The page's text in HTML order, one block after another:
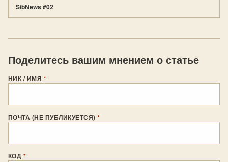
SibNews #02
Поделитесь вашим мнением о статье
НИК / ИМЯ *
ПОЧТА (НЕ ПУБЛИКУЕТСЯ)*
КОД *